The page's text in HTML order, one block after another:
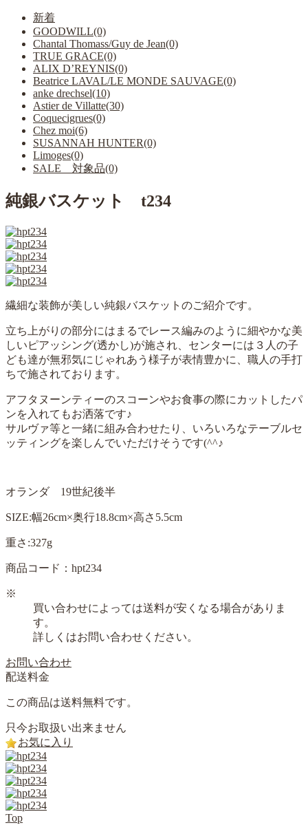
新着
GOODWILL(0)
Chantal Thomass/Guy de Jean(0)
TRUE GRACE(0)
ALIX D’REYNIS(0)
Beatrice LAVAL/LE MONDE SAUVAGE(0)
anke drechsel(10)
Astier de Villatte(30)
Coquecigrues(0)
Chez moi(6)
SUSANNAH HUNTER(0)
Limoges(0)
SALE 対象品(0)
純銀バスケット t234
繊細な装飾が美しい純銀バスケットのご紹介です。
立ち上がりの部分にはまるでレース編みのように細やかな美
しいピアッシング(透かし)が施され、センターには３人の子
ども達が無邪気にじゃれあう様子が表情豊かに、職人の手打
ちで施されております。
アフタヌーンティーのスコーンやお食事の際にカットしたパ
ンを入れてもお洒落です♪
サルヴァ等と一緒に組み合わせたり、いろいろなテーブルセ
ッティングを楽しんでいただけそうです(^^♪
オランダ 19世紀後半
SIZE:幅26cm×奥行18.8cm×高さ5.5cm
重さ:327g
商品コード：hpt234
※
買い合わせによっては送料が安くなる場合がありま
す。
詳しくはお問い合わせください。
お問い合わせ
配送料金
この商品は送料無料です。
只今お取扱い出来ません
お気に入り
Top